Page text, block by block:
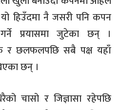
हिउँदमा नै जसरी पनि कपन
प्रयासमा जुटेका छन् ।
र छलफलपछि सबै पक्ष यहाँ
छन् ।
चासो र जिज्ञासा रहेपछि